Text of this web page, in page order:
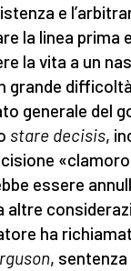
e
la linea prima
la vita a un
grande
generale del
stare decisis,
essere
altre
ha
, sentenza